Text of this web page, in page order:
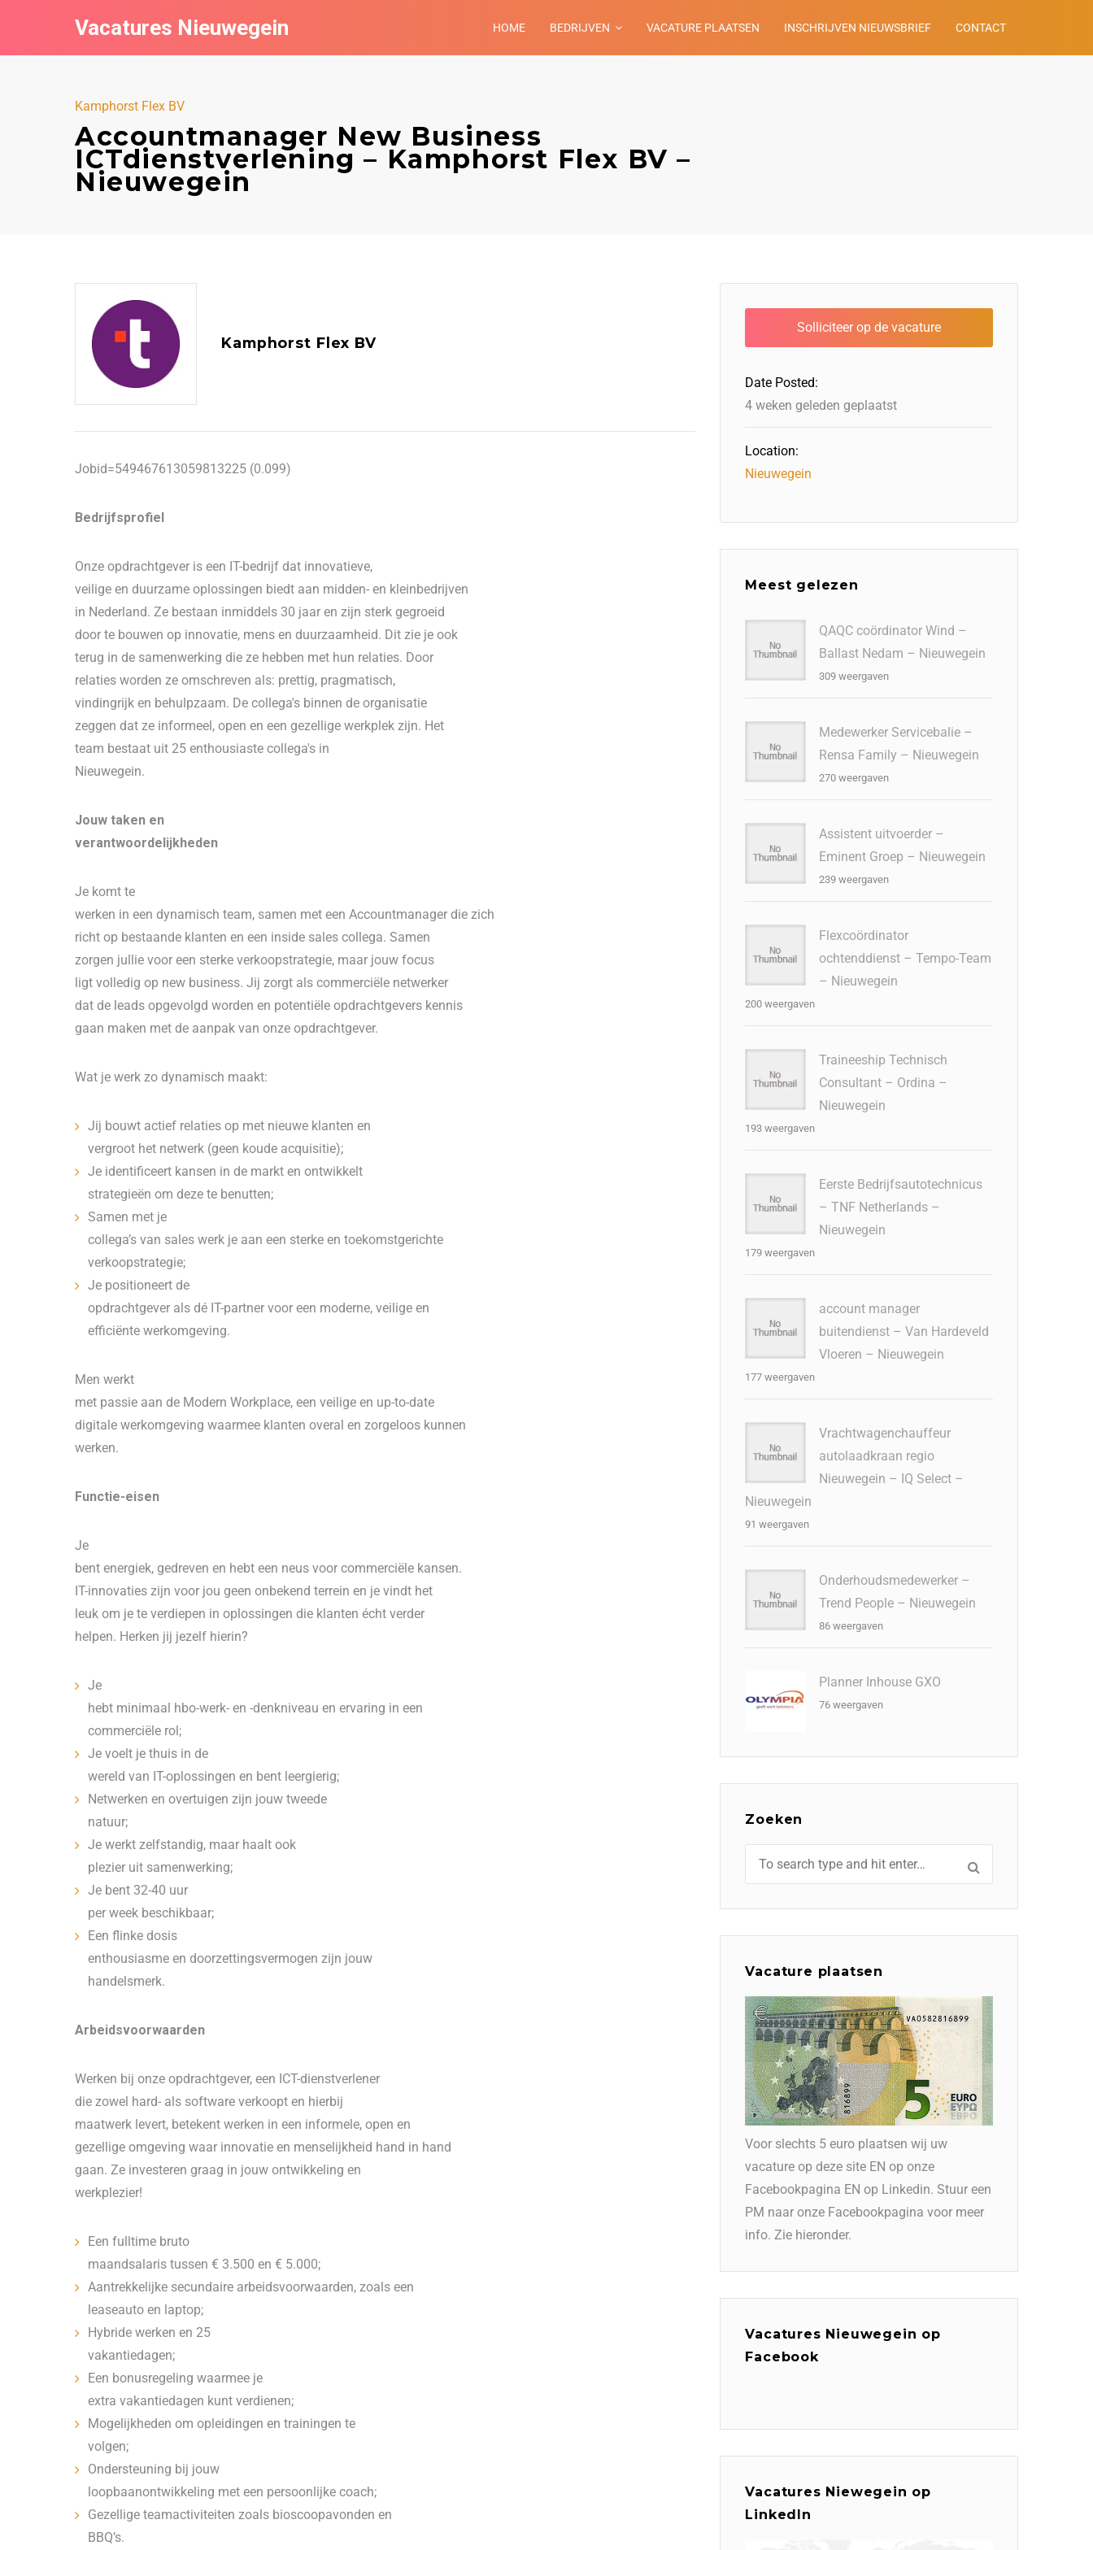
Vacatures Nieuwegein HOME BEDRIJVEN VACATURE PLAATSEN INSCHRIJVEN NIEUWSBRIEF CONTACT
Kamphorst Flex BV
Accountmanager New Business
ICTdienstverlening – Kamphorst Flex BV –
Nieuwegein
Kamphorst Flex BV
Jobid=549467613059813225 (0.099)
Bedrijfsprofiel
Onze opdrachtgever is een IT-bedrijf dat innovatieve,
veilige en duurzame oplossingen biedt aan midden- en kleinbedrijven
in Nederland. Ze bestaan inmiddels 30 jaar en zijn sterk gegroeid
door te bouwen op innovatie, mens en duurzaamheid. Dit zie je ook
terug in de samenwerking die ze hebben met hun relaties. Door
relaties worden ze omschreven als: prettig, pragmatisch,
vindingrijk en behulpzaam. De collega's binnen de organisatie
zeggen dat ze informeel, open en een gezellige werkplek zijn. Het
team bestaat uit 25 enthousiaste collega's in
Nieuwegein.
Jouw taken en
verantwoordelijkheden
Je komt te
werken in een dynamisch team, samen met een Accountmanager die zich
richt op bestaande klanten en een inside sales collega. Samen
zorgen jullie voor een sterke verkoopstrategie, maar jouw focus
ligt volledig op new business. Jij zorgt als commerciële netwerker
dat de leads opgevolgd worden en potentiële opdrachtgevers kennis
gaan maken met de aanpak van onze opdrachtgever.
Wat je werk zo dynamisch maakt:
Jij bouwt actief relaties op met nieuwe klanten en
vergroot het netwerk (geen koude acquisitie);
Je identificeert kansen in de markt en ontwikkelt
strategieën om deze te benutten;
Samen met je
collega’s van sales werk je aan een sterke en toekomstgerichte
verkoopstrategie;
Je positioneert de
opdrachtgever als dé IT-partner voor een moderne, veilige en
efficiënte werkomgeving.
Men werkt
met passie aan de Modern Workplace, een veilige en up-to-date
digitale werkomgeving waarmee klanten overal en zorgeloos kunnen
werken.
Functie-eisen
Je
bent energiek, gedreven en hebt een neus voor commerciële kansen.
IT-innovaties zijn voor jou geen onbekend terrein en je vindt het
leuk om je te verdiepen in oplossingen die klanten écht verder
helpen. Herken jij jezelf hierin?
Je
hebt minimaal hbo-werk- en -denkniveau en ervaring in een
commerciële rol;
Je voelt je thuis in de
wereld van IT-oplossingen en bent leergierig;
Netwerken en overtuigen zijn jouw tweede
natuur;
Je werkt zelfstandig, maar haalt ook
plezier uit samenwerking;
Je bent 32-40 uur
per week beschikbaar;
Een flinke dosis
enthousiasme en doorzettingsvermogen zijn jouw
handelsmerk.
Arbeidsvoorwaarden
Werken bij onze opdrachtgever, een ICT-dienstverlener
die zowel hard- als software verkoopt en hierbij
maatwerk levert, betekent werken in een informele, open en
gezellige omgeving waar innovatie en menselijkheid hand in hand
gaan. Ze investeren graag in jouw ontwikkeling en
werkplezier!
Een fulltime bruto
maandsalaris tussen € 3.500 en € 5.000;
Aantrekkelijke secundaire arbeidsvoorwaarden, zoals een
leaseauto en laptop;
Hybride werken en 25
vakantiedagen;
Een bonusregeling waarmee je
extra vakantiedagen kunt verdienen;
Mogelijkheden om opleidingen en trainingen te
volgen;
Ondersteuning bij jouw
loopbaanontwikkeling met een persoonlijke coach;
Gezellige teamactiviteiten zoals bioscoopavonden en
BBQ’s.
Date Posted:
4 weken geleden geplaatst
Location:
Nieuwegein
Meest gelezen
QAQC coördinator Wind –
Ballast Nedam – Nieuwegein
309 weergaven
Medewerker Servicebalie –
Rensa Family – Nieuwegein
270 weergaven
Assistent uitvoerder –
Eminent Groep – Nieuwegein
239 weergaven
Flexcoördinator
ochtenddienst – Tempo-Team
– Nieuwegein
200 weergaven
Traineeship Technisch
Consultant – Ordina –
Nieuwegein
193 weergaven
Eerste Bedrijfsautotechnicus
– TNF Netherlands –
Nieuwegein
179 weergaven
account manager
buitendienst – Van Hardeveld
Vloeren – Nieuwegein
177 weergaven
Vrachtwagenchauffeur
autolaadkraan regio
Nieuwegein – IQ Select –
Nieuwegein
91 weergaven
Onderhoudsmedewerker –
Trend People – Nieuwegein
86 weergaven
Planner Inhouse GXO
76 weergaven
Zoeken
Vacature plaatsen
Voor slechts 5 euro plaatsen wij uw
vacature op deze site EN op onze
Facebookpagina EN op Linkedin. Stuur een
PM naar onze Facebookpagina voor meer
info. Zie hieronder.
Vacatures Nieuwegein op
Facebook
Vacatures Niewegein op
LinkedIn